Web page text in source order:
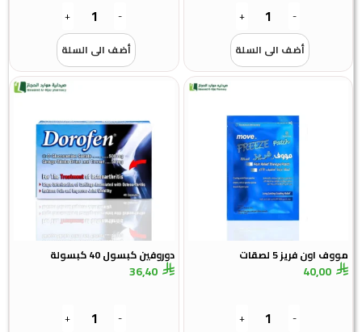
-
+
أضف الى السلة
-
+
أضف الى السلة
مووف اون فريز 5 لصقات
40,00
-
+
دوروفين كبسول 40 كبسولة
36,40
-
+